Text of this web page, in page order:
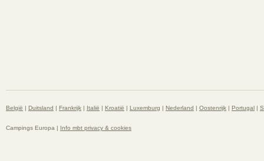
België | Duitsland | Frankrijk | Italië | Kroatië | Luxemburg | Nederland | Oostenrijk | Portugal |
Campings Europa | Info mbt privacy & cookies